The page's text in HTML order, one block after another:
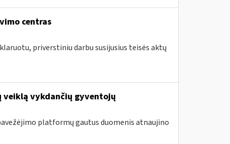
centras
priverstiniu darbu susijusius teisės aktų
veiklą vykdančių gyventojų
platformų gautus duomenis atnaujino